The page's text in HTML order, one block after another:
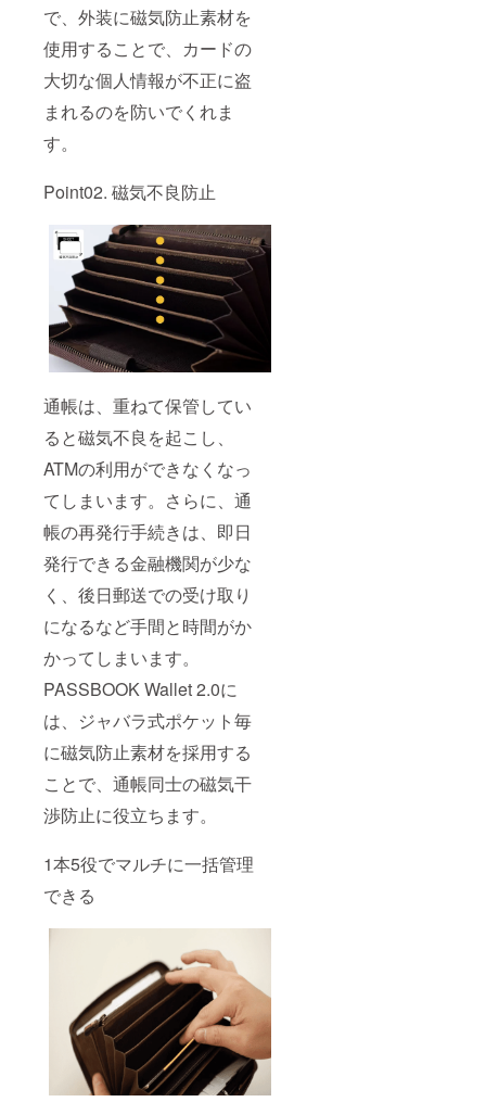
で、外装に磁気防止素材を
使用することで、カードの
大切な個人情報が不正に盗
まれるのを防いでくれま
す。
Point02. 磁気不良防止
通帳は、重ねて保管してい
ると磁気不良を起こし、
ATMの利用ができなくなっ
てしまいます。さらに、通
帳の再発行手続きは、即日
発行できる金融機関が少な
く、後日郵送での受け取り
になるなど手間と時間がか
かってしまいます。
PASSBOOK Wallet 2.0に
は、ジャバラ式ポケット毎
に磁気防止素材を採用する
ことで、通帳同士の磁気干
渉防止に役立ちます。
1本5役でマルチに一括管理
できる